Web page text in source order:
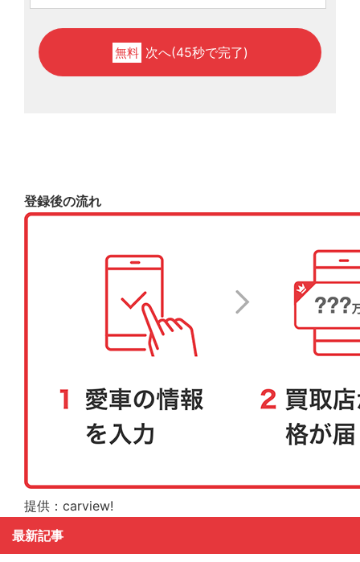
無料 次へ(45秒で完了)
登録後の流れ
提供：carview!
最新記事